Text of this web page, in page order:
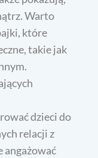
Warto
które
takie jak
dzieci do
relacji z
angażować